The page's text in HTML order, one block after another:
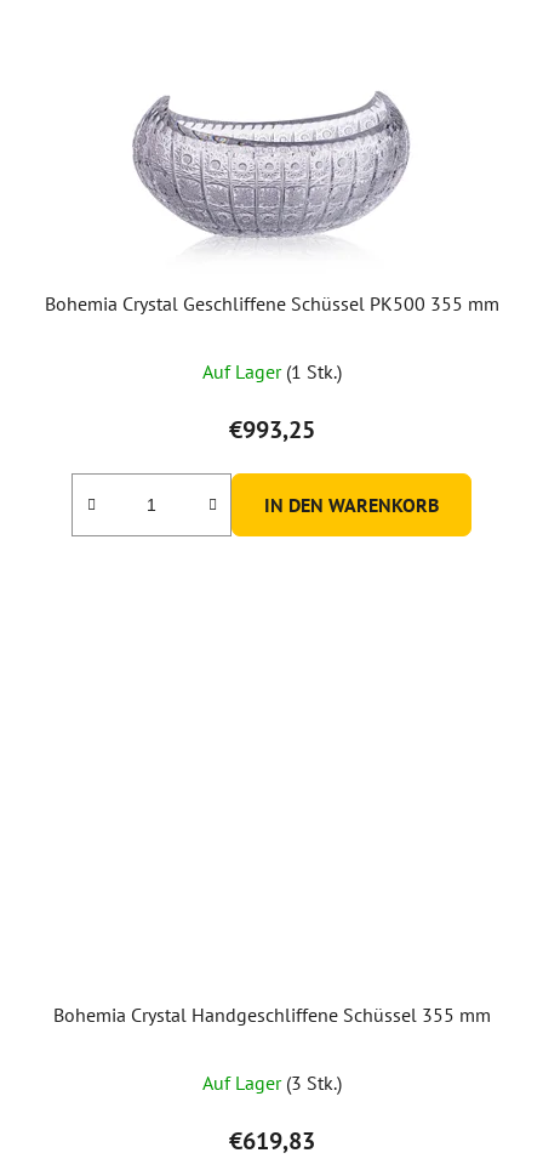
Bohemia Crystal Geschliffene Schüssel PK500 355 mm
Auf Lager (1 Stk.)
€993,25
IN DEN WARENKORB
Bohemia Crystal Handgeschliffene Schüssel 355 mm
Auf Lager (3 Stk.)
€619,83